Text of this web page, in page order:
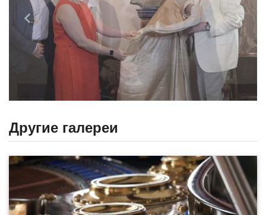
Назад
Другие галереи